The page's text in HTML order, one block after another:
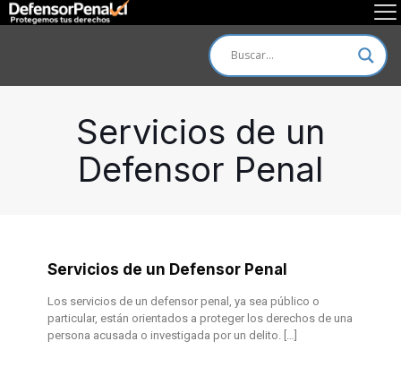
Servicios de un
Defensor Penal
Servicios de un Defensor Penal
Los servicios de un defensor penal, ya sea público o
particular, están orientados a proteger los derechos de una
persona acusada o investigada por un delito. […]